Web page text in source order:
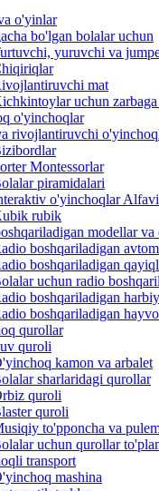
o'yinlar
bo'lgan bolalar uchun
yuruvchi va
mat
uchun
o'yinchoqlar
rivojlantiruvchi
Montessorlar
piramidalari
o'yinchoqlar
rubik
modellar
boshqariladigan
boshqariladigan
uchun radio
boshqariladigan
boshqariladigan
qurollar
quroli
kamon va arbalet
sharlaridagi qurollar
quroli
quroli
to'pponcha va
uchun qurollar
transport
mashina